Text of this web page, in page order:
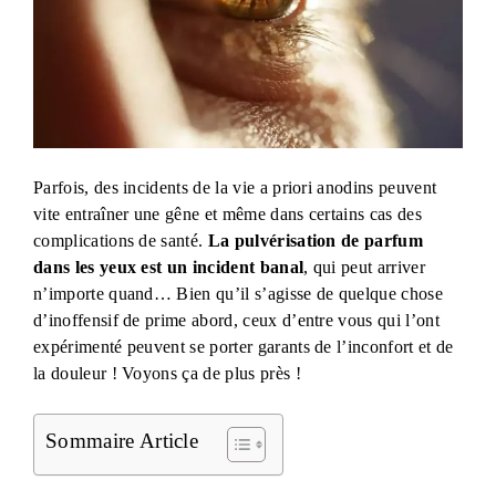
Parfois, des incidents de la vie a priori anodins peuvent
vite entraîner une gêne et même dans certains cas des
complications de santé. La pulvérisation de parfum
dans les yeux est un incident banal, qui peut arriver
n’importe quand… Bien qu’il s’agisse de quelque chose
d’inoffensif de prime abord, ceux d’entre vous qui l’ont
expérimenté peuvent se porter garants de l’inconfort et de
la douleur ! Voyons ça de plus près !
Sommaire Article